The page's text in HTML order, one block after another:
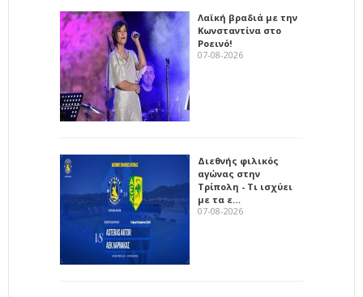
Λαϊκή βραδιά με την
Κωνσταντίνα στο
Ροεινό!
07-08-2026
Διεθνής φιλικός
αγώνας στην
Τρίπολη - Τι ισχύει
με τα ε…
07-08-2026